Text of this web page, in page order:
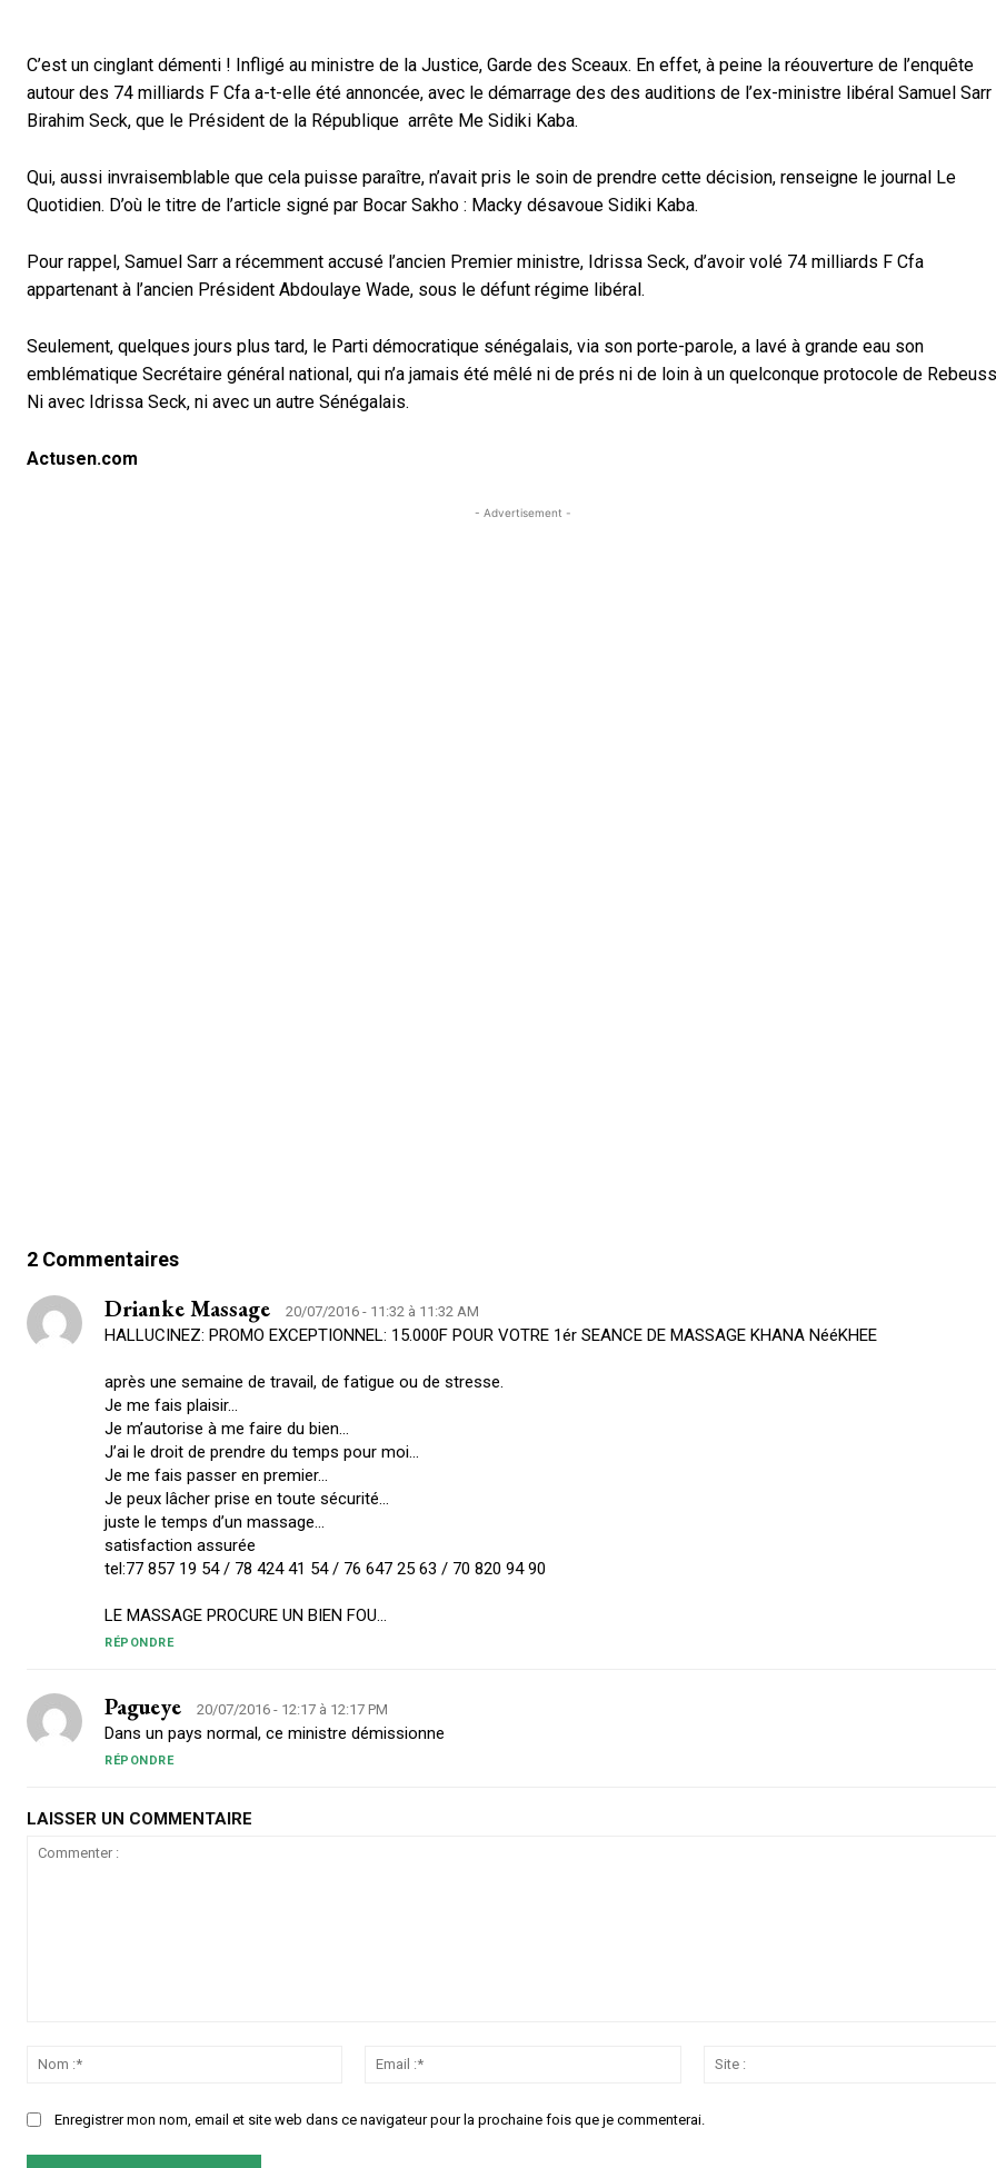
C’est un cinglant démenti ! Infligé au ministre de la Justice, Garde des Sceaux. En effet, à peine la réouverture de l’enquête
autour des 74 milliards F Cfa a-t-elle été annoncée, avec le démarrage des des auditions de l’ex-ministre libéral Samuel Sarr
Birahim Seck, que le Président de la République arrête Me Sidiki Kaba.
Qui, aussi invraisemblable que cela puisse paraître, n’avait pris le soin de prendre cette décision, renseigne le journal Le
Quotidien. D’où le titre de l’article signé par Bocar Sakho : Macky désavoue Sidiki Kaba.
Pour rappel, Samuel Sarr a récemment accusé l’ancien Premier ministre, Idrissa Seck, d’avoir volé 74 milliards F Cfa
appartenant à l’ancien Président Abdoulaye Wade, sous le défunt régime libéral.
Seulement, quelques jours plus tard, le Parti démocratique sénégalais, via son porte-parole, a lavé à grande eau son
emblématique Secrétaire général national, qui n’a jamais été mêlé ni de prés ni de loin à un quelconque protocole de
Ni avec Idrissa Seck, ni avec un autre Sénégalais.
Actusen.com
- Advertisement -
2 Commentaires
Drianke Massage 20/07/2016 - 11:32 à 11:32 AM
HALLUCINEZ: PROMO EXCEPTIONNEL: 15.000F POUR VOTRE 1ér SEANCE DE MASSAGE KHANA NééKHEE
après une semaine de travail, de fatigue ou de stresse.
Je me fais plaisir…
Je m’autorise à me faire du bien…
J’ai le droit de prendre du temps pour moi…
Je me fais passer en premier…
Je peux lâcher prise en toute sécurité…
juste le temps d’un massage…
satisfaction assurée
tel:77 857 19 54 / 78 424 41 54 / 76 647 25 63 / 70 820 94 90
LE MASSAGE PROCURE UN BIEN FOU…
RÉPONDRE
Pagueye 20/07/2016 - 12:17 à 12:17 PM
Dans un pays normal, ce ministre démissionne
RÉPONDRE
LAISSER UN COMMENTAIRE
Nom
Email
Enregistrer mon nom, email et site web dans ce navigateur pour la prochaine fois que je commenterai.